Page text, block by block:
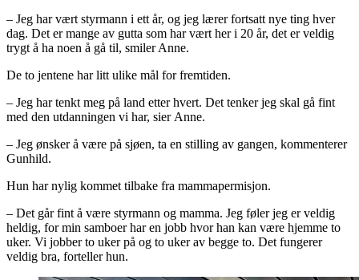
– Jeg har vært styrmann i ett år, og jeg lærer fortsatt nye ting hver
dag. Det er mange av gutta som har vært her i 20 år, det er veldig
trygt å ha noen å gå til, smiler Anne.
De to jentene har litt ulike mål for fremtiden.
– Jeg har tenkt meg på land etter hvert. Det tenker jeg skal gå fint
med den utdanningen vi har, sier Anne.
– Jeg ønsker å være på sjøen, ta en stilling av gangen, kommenterer
Gunhild.
Hun har nylig kommet tilbake fra mammapermisjon.
– Det går fint å være styrmann og mamma. Jeg føler jeg er veldig
heldig, for min samboer har en jobb hvor han kan være hjemme to
uker. Vi jobber to uker på og to uker av begge to. Det fungerer
veldig bra, forteller hun.